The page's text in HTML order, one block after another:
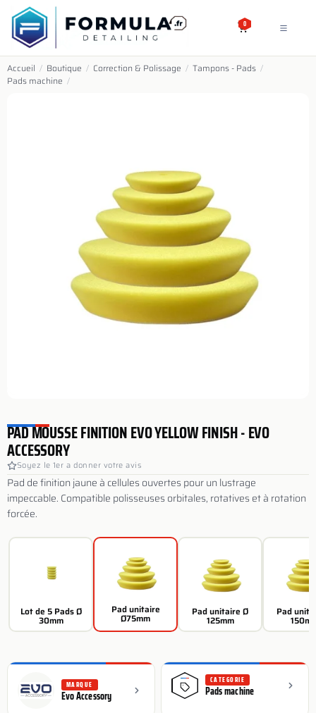
SE RENDRE AU CONTENU
0
Accueil / Boutique / Correction & Polissage / Tampons - Pads /
Pads machine /
PAD MOUSSE FINITION EVO YELLOW FINISH - EVO
ACCESSORY
Soyez le 1er a donner votre avis
Pad de finition jaune à cellules ouvertes pour un lustrage
impeccable. Compatible polisseuses orbitales, rotatives et à rotation
forcée.
Lot de 5 Pads Ø
30mm
Pad unitaire
Ø75mm
Pad unitaire Ø
125mm
Pad
MARQUE
Evo Accessory
CATEGORIE
Pads machine